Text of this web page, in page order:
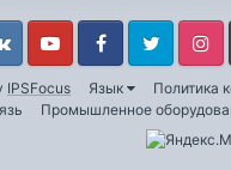
IPSFocus Язык
Политика
Промышленное
YouTube FacebookTwitter